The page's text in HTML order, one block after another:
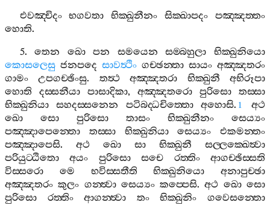
එවඤ‍්චිදං
භගවතා භික‍්ඛුනීනං සික‍්ඛාපදං
පඤ‍්ඤත‍්තං
හොති.
5.තෙන ඛො පන සමයෙන සම‍්බහුලා
භික‍්ඛුනියො
කොසලෙසු ජනපදෙ සාවත්‍ථිං ගච‍්ඡන‍්තා සායං අඤ‍්ඤතරං
ගාමං
උපගච‍්ඡිංසු. තත්‍ථ අඤ‍්ඤතරා භික‍්ඛුනී
අභිරූපා
හොති
දස‍්සනීයා පාසාදිකා, අඤ‍්ඤතරො පුරිසො
තස‍්සා
භික‍්ඛුනියා
සහදස‍්සනෙන පටිබද‍්ධචිත‍්තො අහොසි. 1
අථ
ඛො
සො පුරිසො තාසං භික‍්ඛුනීනං
සෙය්‍යං
පඤ‍්ඤාපෙන‍්තො
තස‍්සා භික‍්ඛුනියා සෙය්‍යං
එකමන‍්තං
පඤ‍්ඤාපෙසි. අථ ඛො සා භික‍්ඛුනී
සල‍්ලක‍්ඛෙත්‍වා
පරියුට‍්ඨිතො
අයං පුරිසො සචෙ රත‍්තිං
ආගච‍්ඡිස‍්සති
විස‍්සරො
මෙ භවිස‍්සතීති භික‍්ඛුනියො
අනාපුච‍්ඡා
අඤ‍්ඤතරං කුලං ගන‍්ත්‍වා සෙය්‍යං කප‍්පෙසි.අථ ඛො සො
පුරිසො
රත‍්තිං ආගන‍්ත්‍වා තං භික‍්ඛුනිං
ගවෙසන‍්තො